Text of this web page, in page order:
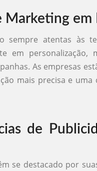
Marketing em
sempre atentas às
em personalização,
As empresas
mais precisa e uma
de
se destacado por